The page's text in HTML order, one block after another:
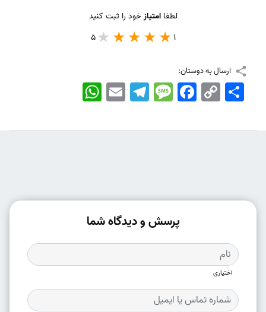
لطفاامتیازخود را ثبت کنید
1
5
ارسال به دوستان:
WhatsApp EmailTelegramMessageFacebook Copy
Link
اشتراک
پرسش و دیدگاه شما
اختیاری